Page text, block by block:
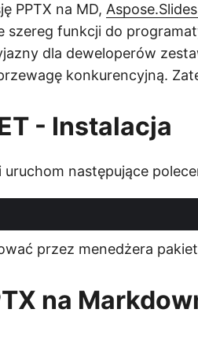
PPTX na MD,
szereg funkcji do
dla deweloperów
konkurencyjną.
- Instalacja
następujące
przez menedżera
na